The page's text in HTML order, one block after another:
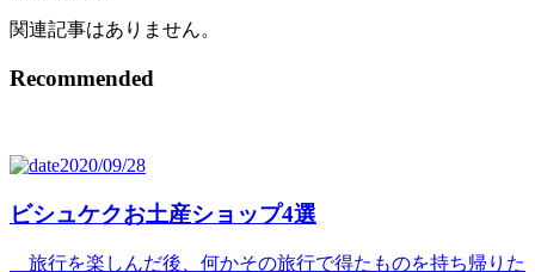
関連記事はありません。
Recommended
2020/09/28
ビシュケクお土産ショップ4選
旅行を楽しんだ後、何かその旅行で得たものを持ち帰りた